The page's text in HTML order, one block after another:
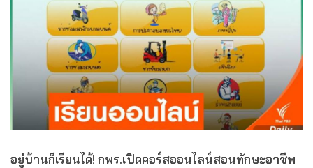
อยู่บ้านก็เรียนได้! กพร.เปิดคอร์สออนไลน์สอนทักษะอาชีพ